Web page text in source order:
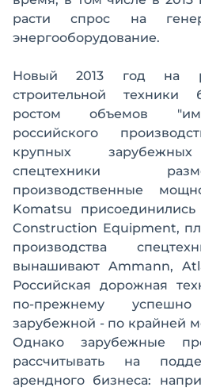
расти спрос на
энергооборудование.
Новый 2013 год на
строительной техники
ростом объемов
российского
крупных зарубежных
спецтехники
производственные
Komatsu
Construction Equipment,
производства
вынашивают Ammann,
Российская дорожная
по-прежнему
зарубежной - по крайней
Однако зарубежные
рассчитывать на
арендного бизнеса: